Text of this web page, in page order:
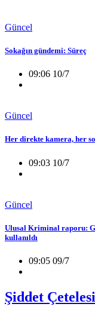
Güncel
Sokağın gündemi: Süreç
09:06 10/7
Güncel
Her direkte kamera, her
09:03 10/7
Güncel
Ulusal Kriminal raporu:
kullanıldı
09:05 09/7
Şiddet Çetelesi